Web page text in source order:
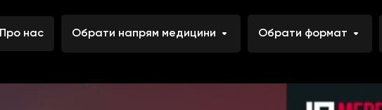
Про нас Обрати напрям медицини Обрати формат